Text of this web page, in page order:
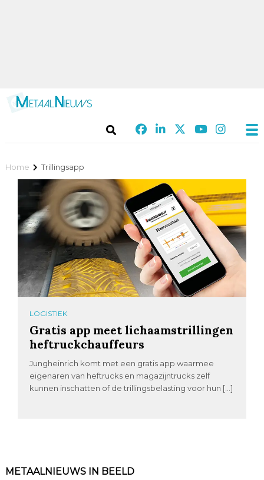
Home Trillingsapp
LOGISTIEK
Gratis app meet lichaamstrillingen
heftruckchauffeurs
Jungheinrich komt met een gratis app waarmee
eigenaren van heftrucks en magazijntrucks zelf
kunnen inschatten of de trillingsbelasting voor hun […]
METAALNIEUWS IN BEELD